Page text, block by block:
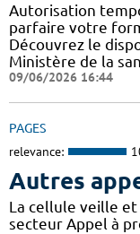
Autorisation
parfaire votre
Découvrez le
Ministère de la
09/06/2026 16:44
PAGES
relevance:
Autres
La cellule veille
secteur Appel à